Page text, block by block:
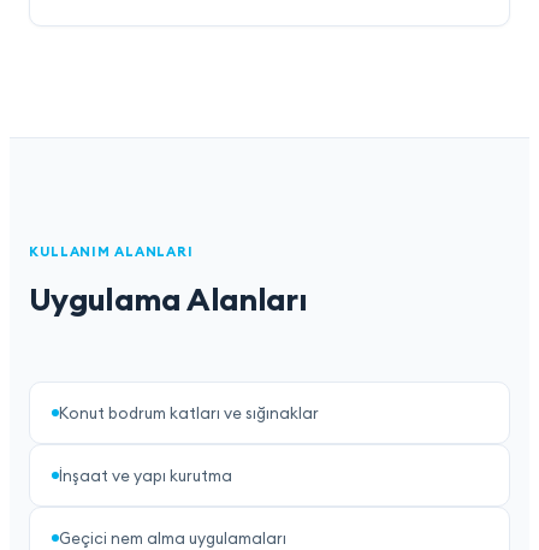
KULLANIM ALANLARI
Uygulama Alanları
Konut bodrum katları ve sığınaklar
İnşaat ve yapı kurutma
Geçici nem alma uygulamaları